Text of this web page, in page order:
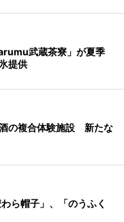
武蔵茶寮」が夏季
提供
の複合体験施設 新たな
ら帽子」、「のうふく